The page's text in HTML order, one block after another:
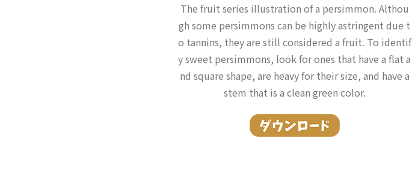
The fruit series illustration of a persimmon. Althou
gh some persimmons can be highly astringent due t
o tannins, they are still considered a fruit. To identif
y sweet persimmons, look for ones that have a flat a
nd square shape, are heavy for their size, and have a
stem that is a clean green color.